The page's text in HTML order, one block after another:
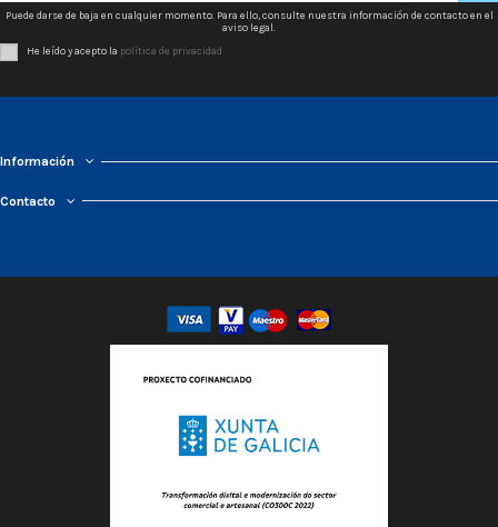
Puede darse de baja en cualquier momento. Para ello, consulte nuestra información de contacto en el
aviso legal.
He leído y acepto la política de privacidad
Información
Contacto